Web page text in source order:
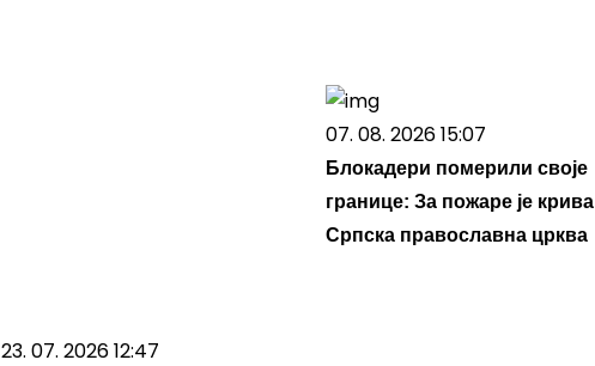
23. 07. 2026 12:47
07. 08. 2026 15:07
Блокадери померили своје
границе: За пожаре је крива
Српска православна црква